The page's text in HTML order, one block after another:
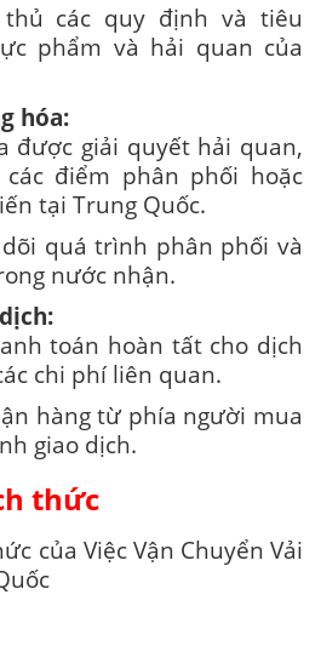
các quy định và tiêu
phẩm và hải quan của
hóa:
được giải quyết hải quan,
điểm phân phối hoặc
tại Trung Quốc.
quá trình phân phối và
nước nhận.
toán hoàn tất cho dịch
chi phí liên quan.
hàng từ phía người mua
giao dịch.
thức
của Việc Vận Chuyển Vải